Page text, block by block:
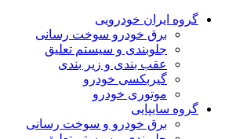
گروه ایران خودرویی
برق خودرو سوخت رسانی
جلوبندی و سیستم تعلیق
عقب بندی و زیر بندی
گیربکسی خودرو
موتوری خودرو
گروه سایپایی
برق خودرو و سوخت رسانی